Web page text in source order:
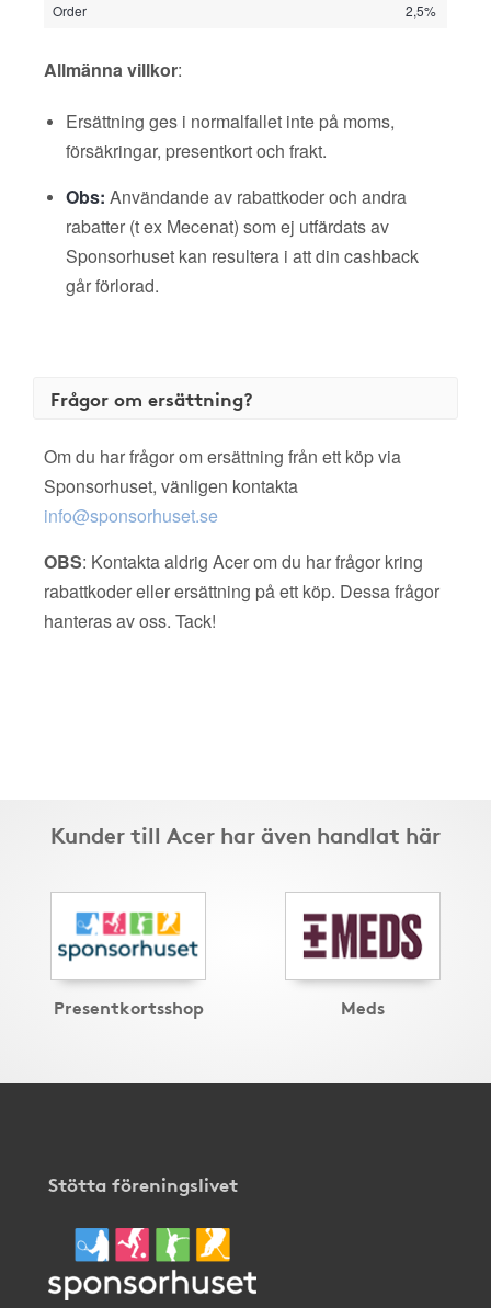
Order 2,5%
Allmänna villkor:
Ersättning ges i normalfallet inte på moms,
försäkringar, presentkort och frakt.
Obs: Användande av rabattkoder och andra
rabatter (t ex Mecenat) som ej utfärdats av
Sponsorhuset kan resultera i att din cashback
går förlorad.
Frågor om ersättning?
Om du har frågor om ersättning från ett köp via
Sponsorhuset, vänligen kontakta
info@sponsorhuset.se
OBS: Kontakta aldrig Acer om du har frågor kring
rabattkoder eller ersättning på ett köp. Dessa frågor
hanteras av oss. Tack!
Kunder till Acer har även handlat här
Presentkortsshop Meds
Stötta föreningslivet